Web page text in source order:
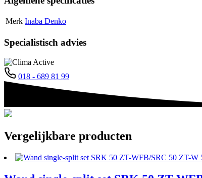
Merk Inaba Denko
Specialistisch advies
018 - 689 81 99
Vergelijkbare producten